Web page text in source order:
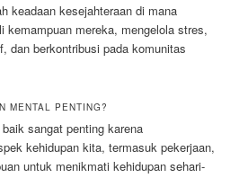
keadaan kesejahteraan di mana
kemampuan mereka, mengelola stres,
dan berkontribusi pada komunitas
MENTAL PENTING?
sangat penting karena
kehidupan kita, termasuk pekerjaan,
untuk menikmati kehidupan sehari-